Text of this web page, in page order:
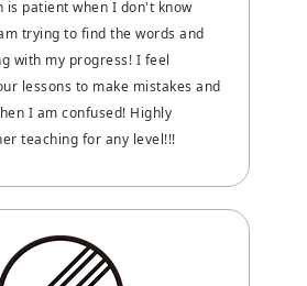
is patient when I don't know
trying to find the words and
with my progress! I feel
lessons to make mistakes and
I am confused! Highly
teaching for any level!!!